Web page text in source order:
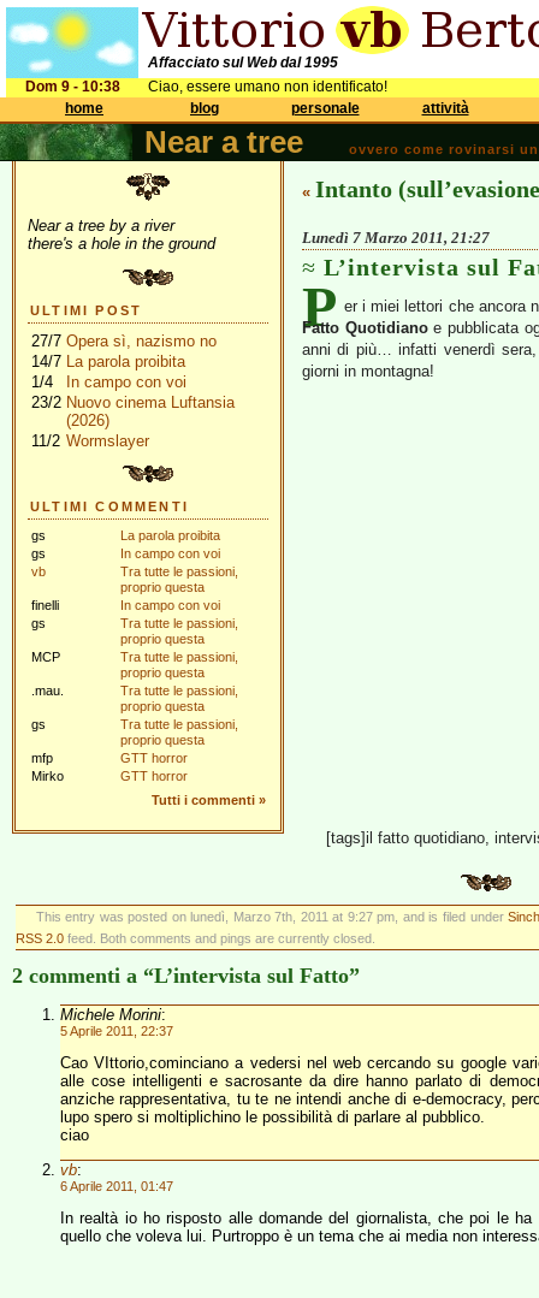
Affacciato sul Web dal 1995
Dom 9 - 10:38
Ciao, essere umano non identificato!
home
blog personale attività
Near a tree ovvero come rovinarsi
Near a tree by a river
there's a hole in the ground
ULTIMI POST
27/7 Opera sì, nazismo no
14/7 La parola proibita
1/4
In campo con voi
23/2 Nuovo cinema Luftansia
(2026)
11/2 Wormslayer
ULTIMI COMMENTI
gs
La parola proibita
gs
In campo con voi
vb
Tra tutte le passioni,
proprio questa
finelli
In campo con voi
gs
Tra tutte le passioni,
proprio questa
MCP
Tra tutte le passioni,
proprio questa
.mau.
Tra tutte le passioni,
proprio questa
gs
Tra tutte le passioni,
proprio questa
mfp
GTT horror
Mirko
GTT horror
Tutti i commenti »
« Intanto
Lunedì 7 Marzo 2011, 21:27
L’intervista sul
P er i miei lettori che ancora
Fatto Quotidianoe pubblicata
anni di più… infatti venerdì
giorni in montagna!
[tags]il fatto quotidiano,
This entry was posted on lunedì, Marzo 7th, 2011 at 9:27 pm, and is filed under
RSS 2.0 feed. Both comments and pings are currently closed.
2 commenti a “L’intervista sul Fatto”
Michele Morini:
5 Aprile 2011, 22:37
Cao VIttorio,cominciano a vedersi nel web cercando su google
alle cose intelligenti e sacrosante da dire hanno parlato di
anziche rappresentativa, tu te ne intendi anche di e-democracy,
lupo spero si moltiplichino le possibilità di parlare al pubblico.
ciao
vb:
6 Aprile 2011, 01:47
In realtà io ho risposto alle domande del giornalista, che poi le
quello che voleva lui. Purtroppo è un tema che ai media non